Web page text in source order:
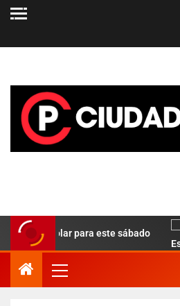
del dólar para este sábado